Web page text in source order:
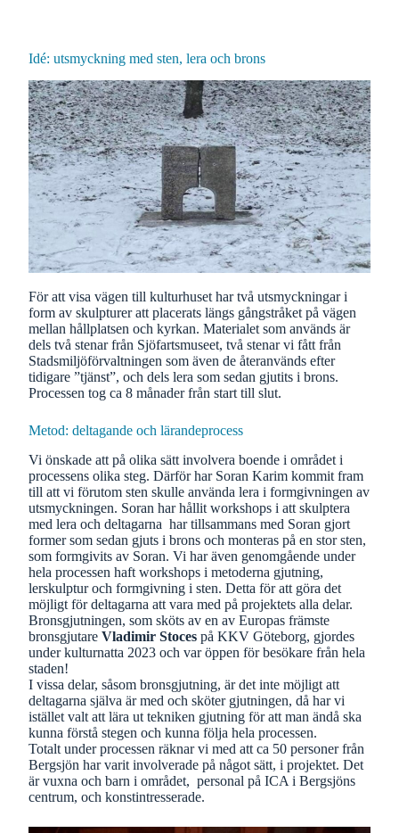
Idé: utsmyckning med sten, lera och brons
För att visa vägen till kulturhuset har två utsmyckningar i
form av skulpturer att placerats längs gångstråket på vägen
mellan hållplatsen och kyrkan. Materialet som används är
dels två stenar från Sjöfartsmuseet, två stenar vi fått från
Stadsmiljöförvaltningen som även de återanvänds efter
tidigare ”tjänst”, och dels lera som sedan gjutits i brons.
Processen tog ca 8 månader från start till slut.
Metod: deltagande och lärandeprocess
Vi önskade att på olika sätt involvera boende i området i
processens olika steg. Därför har Soran Karim kommit fram
till att vi förutom sten skulle använda lera i formgivningen av
utsmyckningen. Soran har hållit workshops i att skulptera
med lera och deltagarna har tillsammans med Soran gjort
former som sedan gjuts i brons och monteras på en stor sten,
som formgivits av Soran. Vi har även genomgående under
hela processen haft workshops i metoderna gjutning,
lerskulptur och formgivning i sten. Detta för att göra det
möjligt för deltagarna att vara med på projektets alla delar.
Bronsgjutningen, som sköts av en av Europas främste
bronsgjutare Vladimir Stoces på KKV Göteborg, gjordes
under kulturnatta 2023 och var öppen för besökare från hela
staden!
I vissa delar, såsom bronsgjutning, är det inte möjligt att
deltagarna själva är med och sköter gjutningen, då har vi
istället valt att lära ut tekniken gjutning för att man ändå ska
kunna förstå stegen och kunna följa hela processen.
Totalt under processen räknar vi med att ca 50 personer från
Bergsjön har varit involverade på något sätt, i projektet. Det
är vuxna och barn i området, personal på ICA i Bergsjöns
centrum, och konstintresserade.